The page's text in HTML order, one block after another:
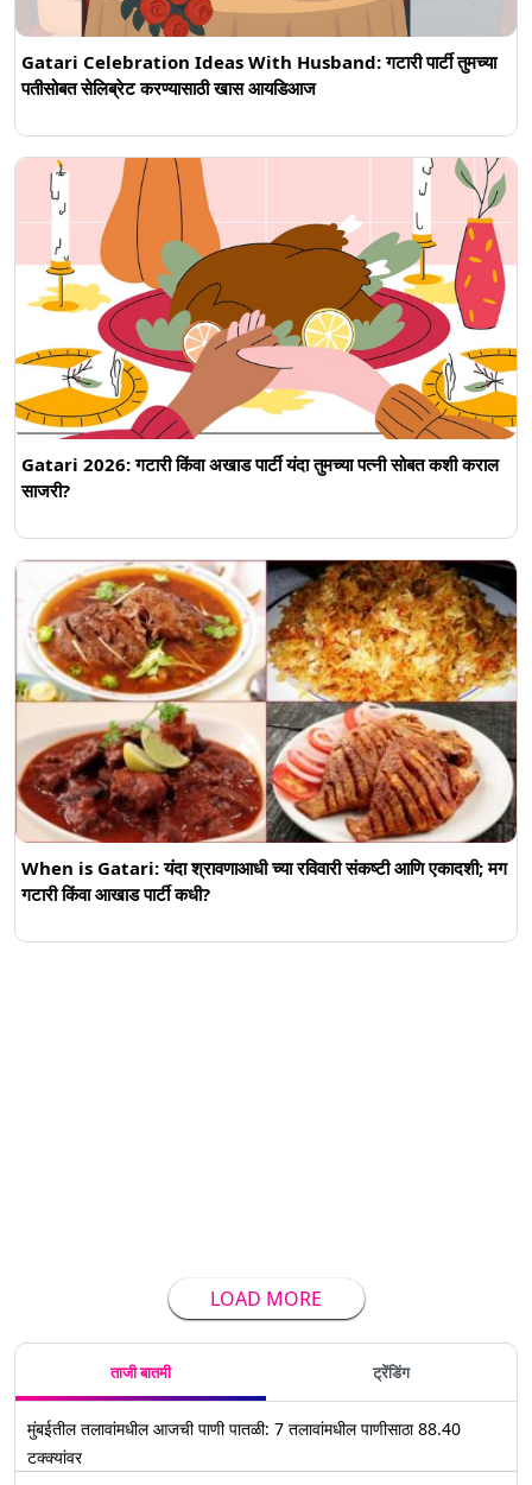
Gatari Celebration Ideas With Husband: गटारी पार्टी तुमच्या
पतीसोबत सेलिब्रेट करण्यासाठी खास आयडिआज
Gatari 2026: गटारी किंवा अखाड पार्टी यंदा तुमच्या पत्नी सोबत कशी कराल
साजरी?
When is Gatari: यंदा श्रावणाआधी च्या रविवारी संकष्टी आणि एकादशी; मग
गटारी किंवा आखाड पार्टी कधी?
LOAD MORE
ताजी बातमी ट्रेंडिंग
मुंबईतील तलावांमधील आजची पाणी पातळी: 7 तलावांमधील पाणीसाठा 88.40
टक्क्यांवर